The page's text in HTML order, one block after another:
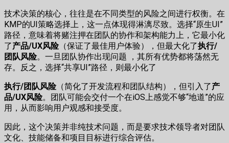
技术决策的核心，往往是在不同类型的风险之间进行权衡。在
KMP的UI策略选择上，这一点体现得淋漓尽致。选择“原生UI”
路径，意味着将赌注押在团队的协作和架构能力上，它最小化
了产品/UX风险（保证了最佳用户体验），但最大化了执行/
团队风险。一旦团队协作出现问题 ，其所有优势都将荡然无
存。反之，选择“共享UI”路径，则最小化了
执行/团队风险（简化了开发流程和团队结构），但引入了产
品/UX风险。团队可能会交付一个在iOS上感觉不够“地道”的应
用，从而影响用户观感和接受度。
因此，这个决策并非纯技术问题，而是要求技术领导者对团队
文化、技能储备和项目目标进行综合评估。